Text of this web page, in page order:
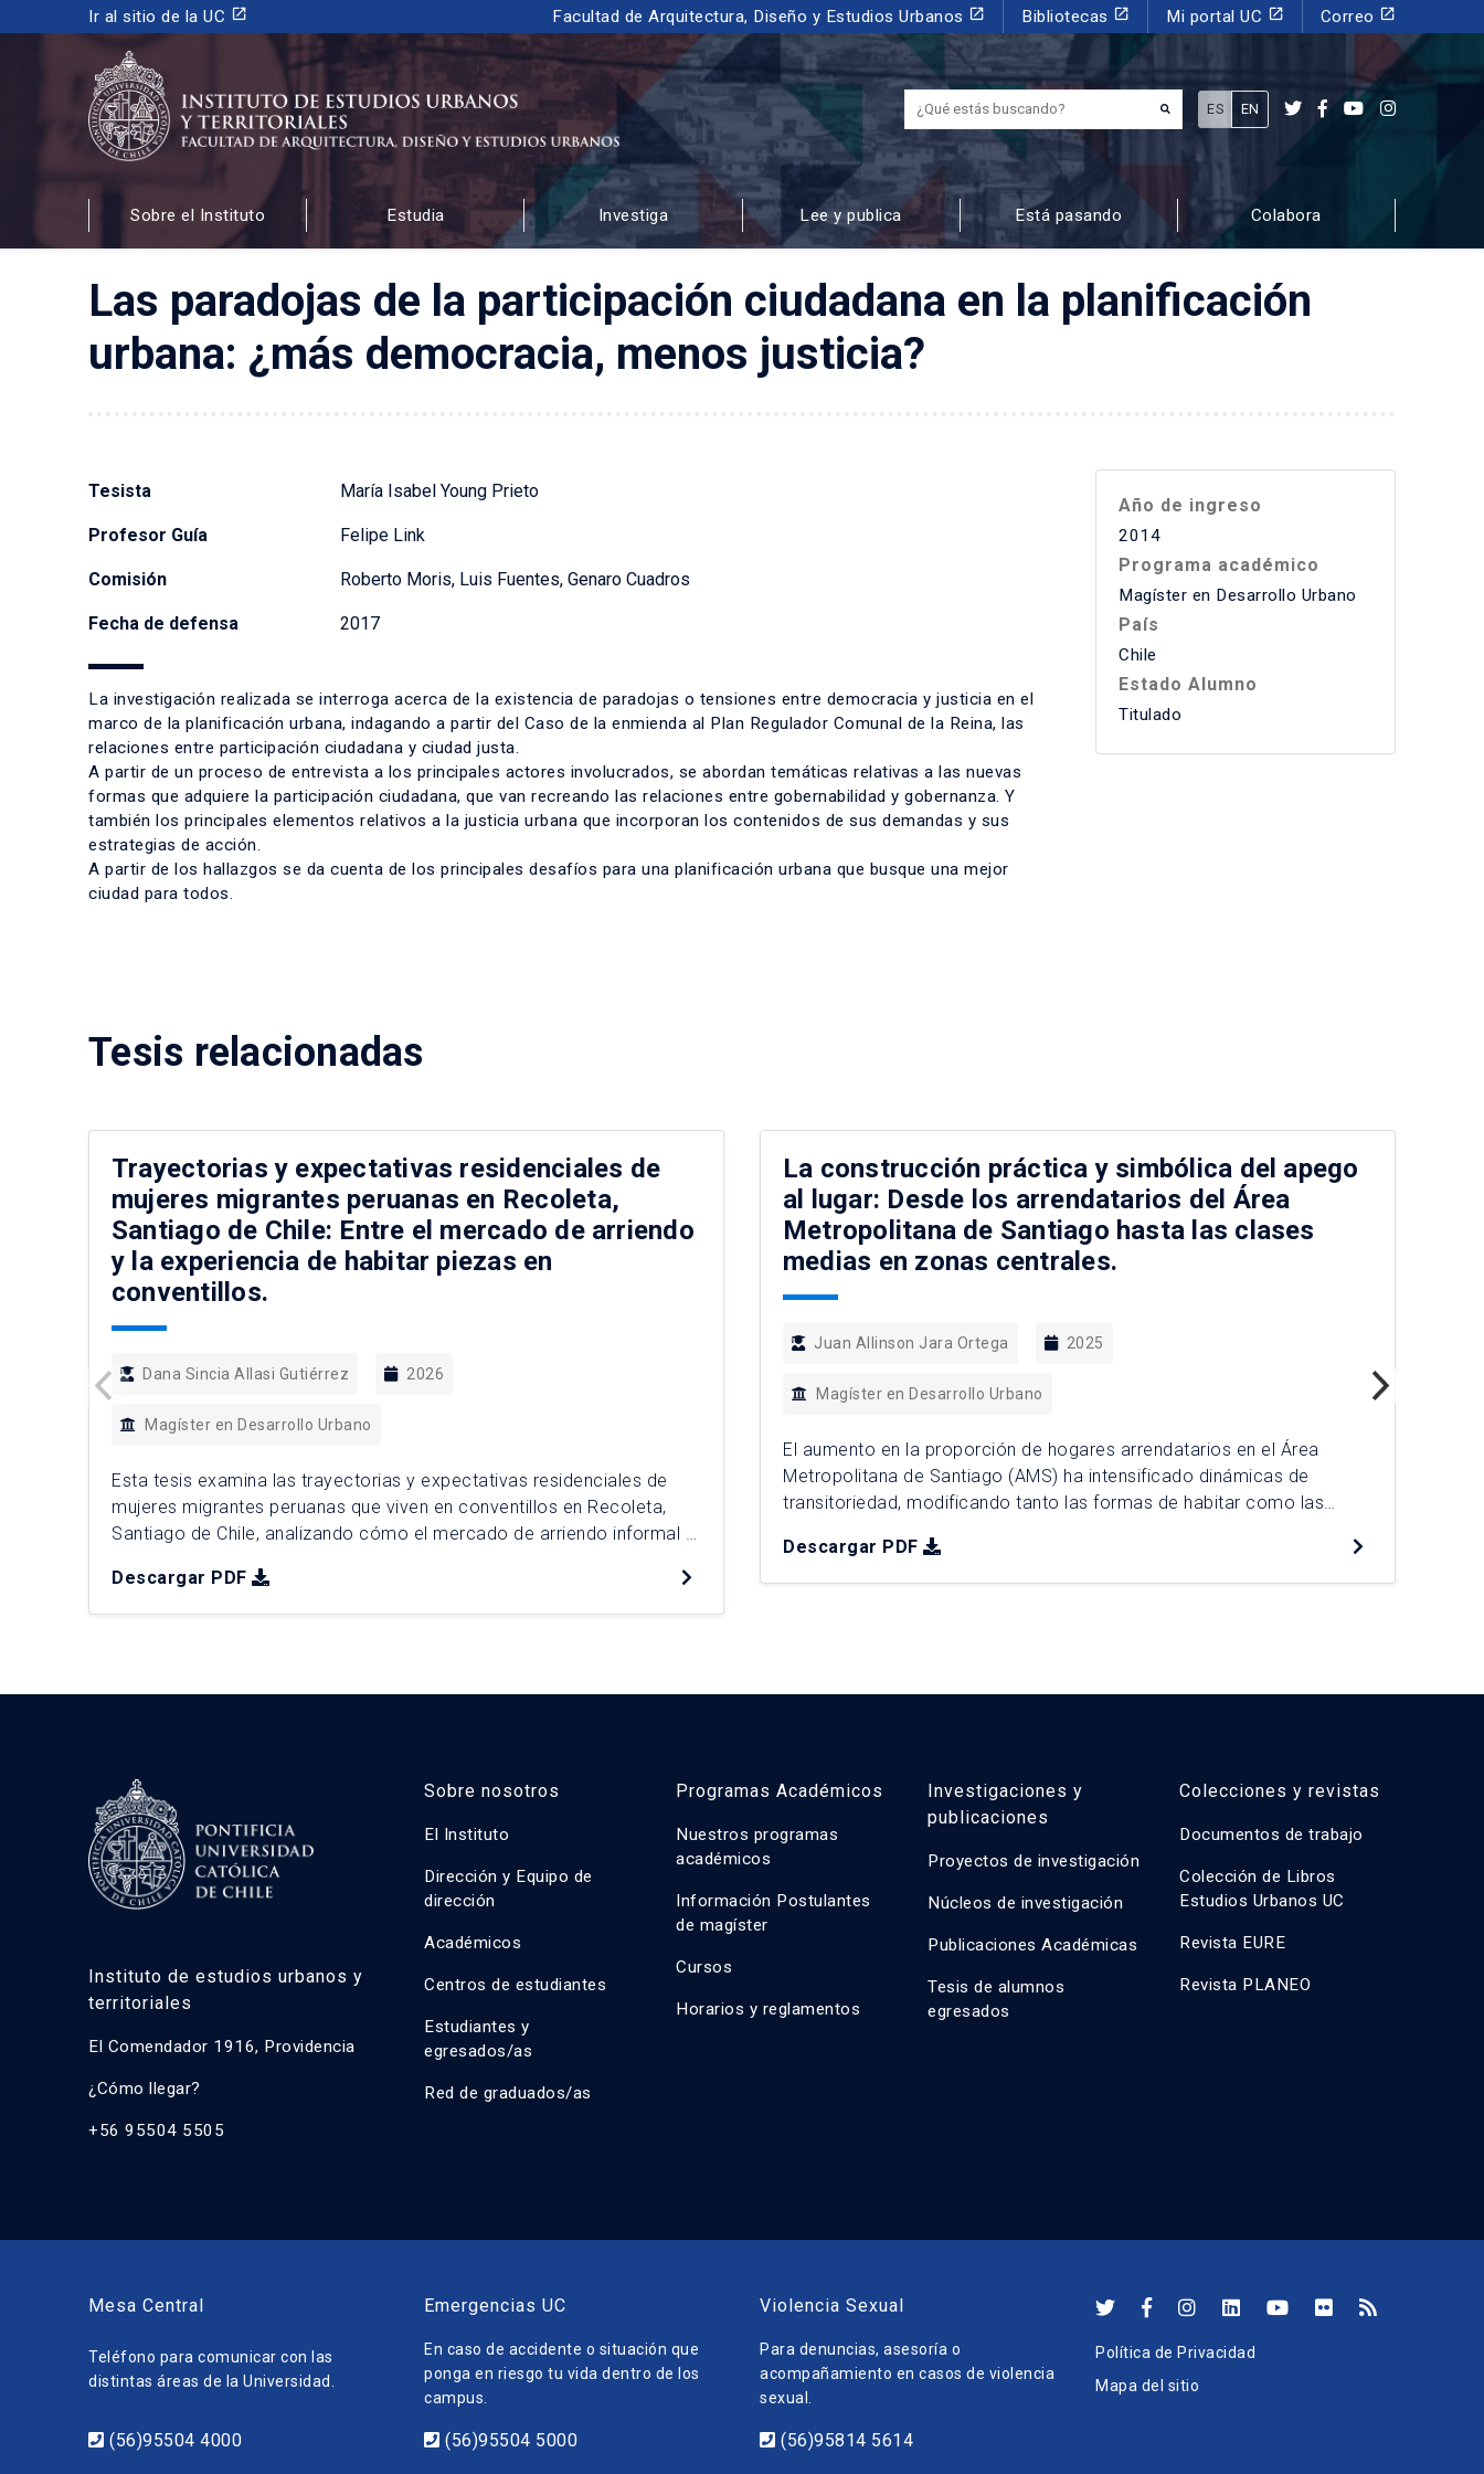
Ir al sitio de la UC launch Facultad de Arquitectura, Diseño y Estudios Urbanos launch Bibliotecas launch Mi portal UC launch Correo launch
INSTITUTO DE ESTUDIOS URBANOS
Y TERRITORIALES
FACULTAD DE ARQUITECTURA, DISEÑO Y ESTUDIOS URBANOS
¿Qué estás buscando?
ES EN
Sobre el Instituto Estudia Investiga Lee y publica Está pasando Colabora
Las paradojas de la participación ciudadana en la planificación
urbana: ¿más democracia, menos justicia?
Tesista María Isabel Young Prieto
Profesor Guía Felipe Link
Comisión Roberto Moris, Luis Fuentes, Genaro Cuadros
Fecha de defensa 2017
La investigación realizada se interroga acerca de la existencia de paradojas o tensiones entre democracia y justicia en el
marco de la planificación urbana, indagando a partir del Caso de la enmienda al Plan Regulador Comunal de la Reina, las
relaciones entre participación ciudadana y ciudad justa.
A partir de un proceso de entrevista a los principales actores involucrados, se abordan temáticas relativas a las nuevas
formas que adquiere la participación ciudadana, que van recreando las relaciones entre gobernabilidad y gobernanza. Y
también los principales elementos relativos a la justicia urbana que incorporan los contenidos de sus demandas y sus
estrategias de acción.
A partir de los hallazgos se da cuenta de los principales desafíos para una planificación urbana que busque una mejor
ciudad para todos.
Año de ingreso
2014
Programa académico
Magíster en Desarrollo Urbano
País
Chile
Estado Alumno
Titulado
Tesis relacionadas
Trayectorias y expectativas residenciales de
mujeres migrantes peruanas en Recoleta,
Santiago de Chile: Entre el mercado de arriendo
y la experiencia de habitar piezas en
conventillos.
Dana Sincia Allasi Gutiérrez 2026
Magíster en Desarrollo Urbano
Esta tesis examina las trayectorias y expectativas residenciales de
mujeres migrantes peruanas que viven en conventillos en Recoleta,
Santiago de Chile, analizando cómo el mercado de arriendo informal y
entrevistas y un análisis territorial detallado, se identifica una movilidad
residencial constante, condicionada […]
Descargar PDF
La construcción práctica y simbólica del apego
al lugar: Desde los arrendatarios del Área
Metropolitana de Santiago hasta las clases
medias en zonas centrales.
Juan Allinson Jara Ortega 2025
Magíster en Desarrollo Urbano
El aumento en la proporción de hogares arrendatarios en el Área
Metropolitana de Santiago (AMS) ha intensificado dinámicas de
transitoriedad, modificando tanto las formas de habitar como las
prácticas y simbólicas que influyen en la construcción del apego al
lugar entre arrendatarios, basándose en una encuesta […]
Descargar PDF
Instituto de estudios urbanos y
territoriales
El Comendador 1916, Providencia
¿Cómo llegar?
+56 95504 5505
Sobre nosotros
El Instituto
Dirección y Equipo de
dirección
Académicos
Centros de estudiantes
Estudiantes y
egresados/as
Red de graduados/as
Programas Académicos
Nuestros programas
académicos
Información Postulantes
de magíster
Cursos
Horarios y reglamentos
Investigaciones y
publicaciones
Proyectos de investigación
Núcleos de investigación
Publicaciones Académicas
Tesis de alumnos
egresados
Colecciones y revistas
Documentos de trabajo
Colección de Libros
Estudios Urbanos UC
Revista EURE
Revista PLANEO
Mesa Central
Teléfono para comunicar con las
distintas áreas de la Universidad.
(56)95504 4000
Emergencias UC
En caso de accidente o situación que
ponga en riesgo tu vida dentro de los
campus.
(56)95504 5000
Violencia Sexual
Para denuncias, asesoría o
acompañamiento en casos de violencia
sexual.
(56)95814 5614
Política de Privacidad
Mapa del sitio